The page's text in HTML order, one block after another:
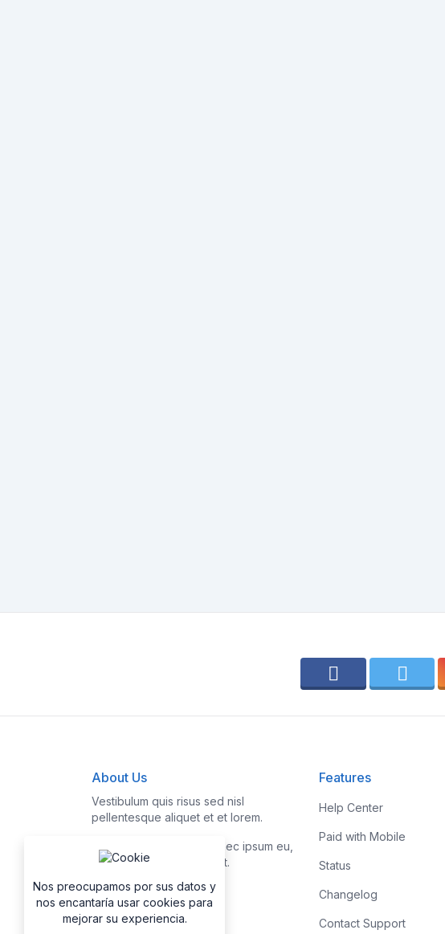
About Us
Vestibulum quis risus sed nisl
pellentesque aliquet et et lorem.
Fusce nibh nisl, gravida nec ipsum eu,
feugiat condimentum velit.
Features
Help Center
Paid with Mobile
Status
Changelog
Contact Support
Nos preocupamos por sus datos y
nos encantaría usar cookies para
mejorar su experiencia.